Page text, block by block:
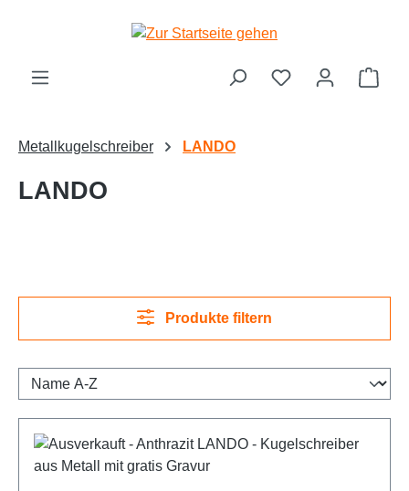
Metallkugelschreiber LANDO
LANDO
Produkte filtern